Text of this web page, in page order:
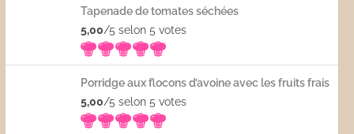
Tapenade de tomates séchées
5,00/5 selon 5votes
Porridge aux flocons d’avoine avec les fruits frais
5,00/5 selon 5votes